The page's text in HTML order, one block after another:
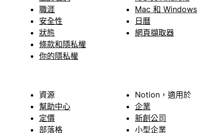
職涯
安全性
狀態
條款和隱私權
你的隱私權
Mac 和 Windows
日曆
網頁擷取器
資源
幫助中心
定價
部落格
Notion，適用於
企業
新創公司
小型企業